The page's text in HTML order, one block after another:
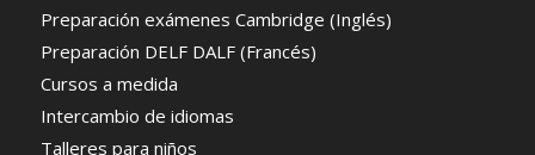
Preparación exámenes Cambridge (Inglés)
Preparación DELF DALF (Francés)
Cursos a medida
Intercambio de idiomas
Talleres para niños